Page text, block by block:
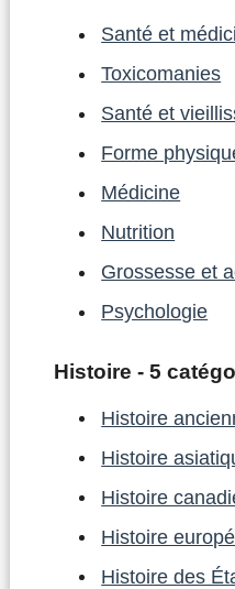
Santé et
Toxicomanies
Santé et
Forme
Médicine
Nutrition
Grossesse et
Psychologie
Histoire - 5
Histoire
Histoire
Histoire
Histoire
Histoire des